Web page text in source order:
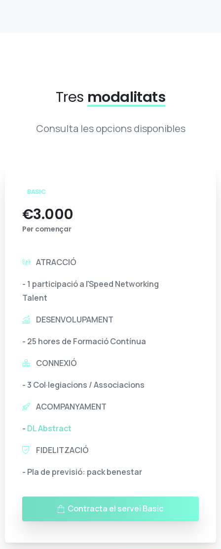
Tres modalitats
Consulta les opcions disponibles
BASIC
€3.000
Per començar
ATRACCIÓ
- 1 participació a l'Speed Networking
Talent
DESENVOLUPAMENT
- 25 hores de Formació Contínua
CONNEXIÓ
- 3 Col·legiacions / Associacions
ACOMPANYAMENT
- DL Abstract
FIDELITZACIÓ
- Pla de previsió: pack benestar
Contracta el servei Basic